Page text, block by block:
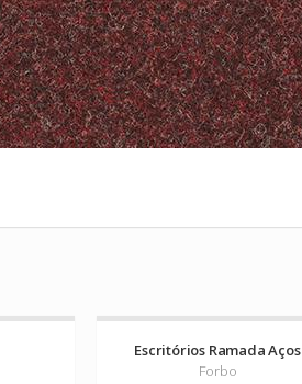
Escritórios Ramada Aços
Forbo